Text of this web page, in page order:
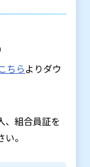
ちらよりダウ
、組合員証を
。